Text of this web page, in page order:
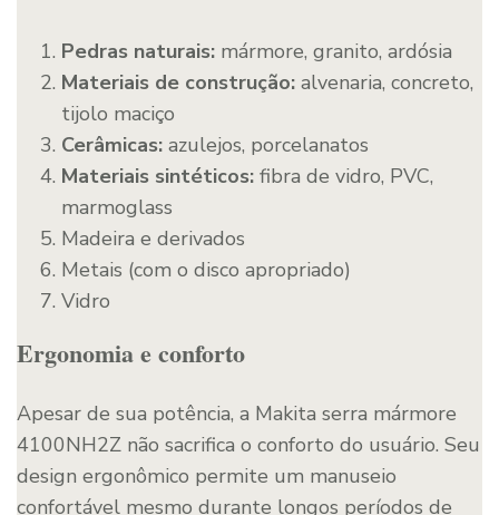
Pedras naturais: mármore, granito, ardósia
Materiais de construção: alvenaria, concreto,
tijolo maciço
Cerâmicas: azulejos, porcelanatos
Materiais sintéticos: fibra de vidro, PVC,
marmoglass
Madeira e derivados
Metais (com o disco apropriado)
Vidro
Ergonomia e conforto
Apesar de sua potência, a Makita serra mármore
4100NH2Z não sacrifica o conforto do usuário. Seu
design ergonômico permite um manuseio
confortável mesmo durante longos períodos de